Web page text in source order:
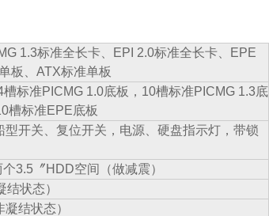
1.3标准全长卡、 EPI 2.0标准全长卡、
EPE
板、 ATX标准单板
槽标准PICMG 1.0底板， 10槽标准PICMG 1.3底
槽标准EPE底板
型开关、复位开关，电源、硬盘指示灯，带锁
个3.5 〞HDD空间（做减震）
结状态）
凝结状态）